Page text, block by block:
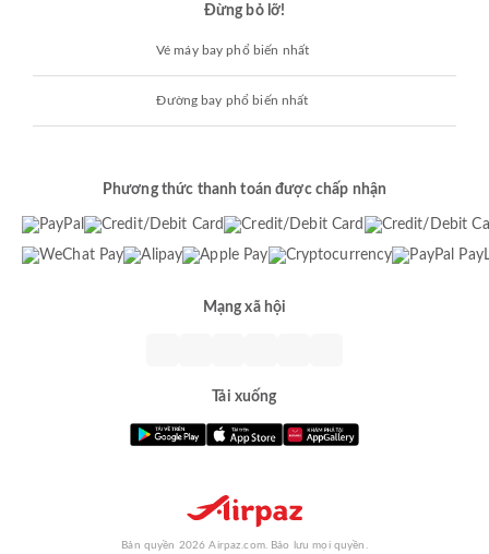
Đừng bỏ lỡ!
Vé máy bay phổ biến nhất
Đường bay phổ biến nhất
Phương thức thanh toán được chấp nhận
Mạng xã hội
Tải xuống
Bản quyền 2026 Airpaz.com. Bảo lưu mọi quyền.